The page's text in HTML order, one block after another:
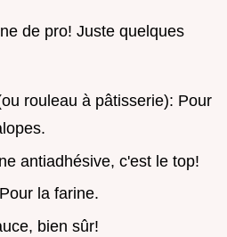
de pro! Juste quelques
rouleau à pâtisserie): Pour
antiadhésive, c'est le top!
la farine.
bien sûr!